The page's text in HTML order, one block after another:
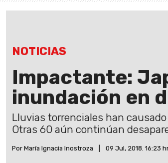
NOTICIAS
Impactante:
inundación en
Lluvias torrenciales han
Otras 60 aún continúan
Por María Ignacia Inostroza 09 Jul, 2018. 16:23